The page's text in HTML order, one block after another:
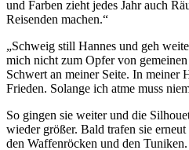
und Farben zieht jedes Jahr auch
Reisenden machen.“
„Schweig still Hannes und geh
mich nicht zum Opfer von
Schwert an meiner Seite. In meiner
Frieden. Solange ich atme muss
So gingen sie weiter und die
wieder größer. Bald trafen sie
den Waffenröcken und den